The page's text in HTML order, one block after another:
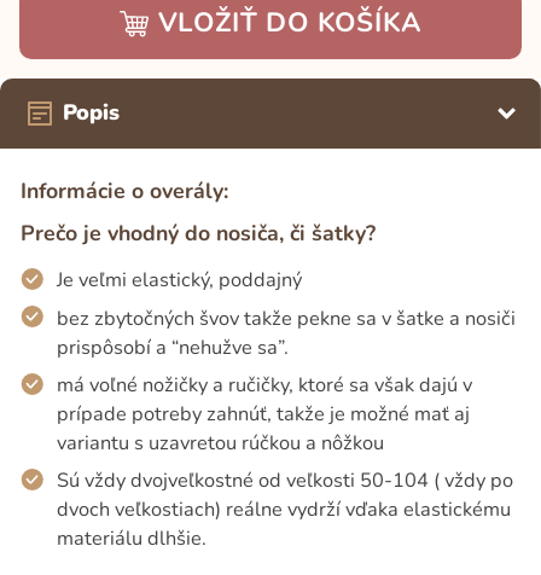
VLOŽIŤ DO KOŠÍKA
Popis
Informácie o overály:
Prečo je vhodný do nosiča, či šatky?
Je veľmi elastický, poddajný
bez zbytočných švov takže pekne sa v šatke a nosiči
prispôsobí a “nehužve sa”.
má voľné nožičky a ručičky, ktoré sa však dajú v
prípade potreby zahnúť, takže je možné mať aj
variantu s uzavretou rúčkou a nôžkou
Sú vždy dvojveľkostné od veľkosti 50-104 ( vždy po
dvoch veľkostiach) reálne vydrží vďaka elastickému
materiálu dlhšie.